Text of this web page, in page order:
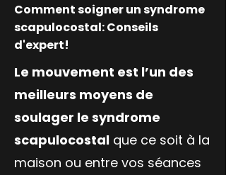
Comment soigner un syndrome
scapulocostal: Conseils
d'expert!
Le mouvement est l’un des
meilleurs moyens de
soulager le syndrome
scapulocostal que ce soit à la
maison ou entre vos séances